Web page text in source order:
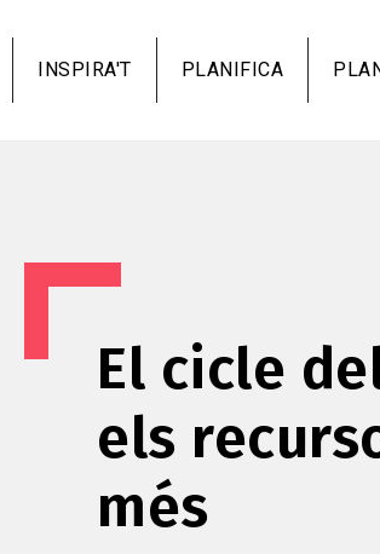
al
contingut
INSPIRA'T PLANIFICA
El cicle
els
més